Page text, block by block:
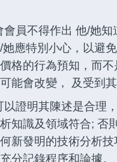
員不得作出 他/她
應特別小心，以避
格的行為預知，而
能會改變， 及受到
以證明其陳述是合理
知識及領域符合; 否
新發明的技術分析
分記錄程序和論據。